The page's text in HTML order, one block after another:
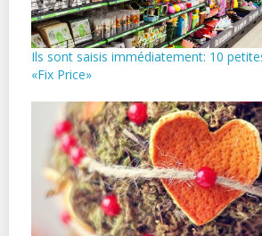
Ils sont saisis immédiatement: 10
«Fix Price»